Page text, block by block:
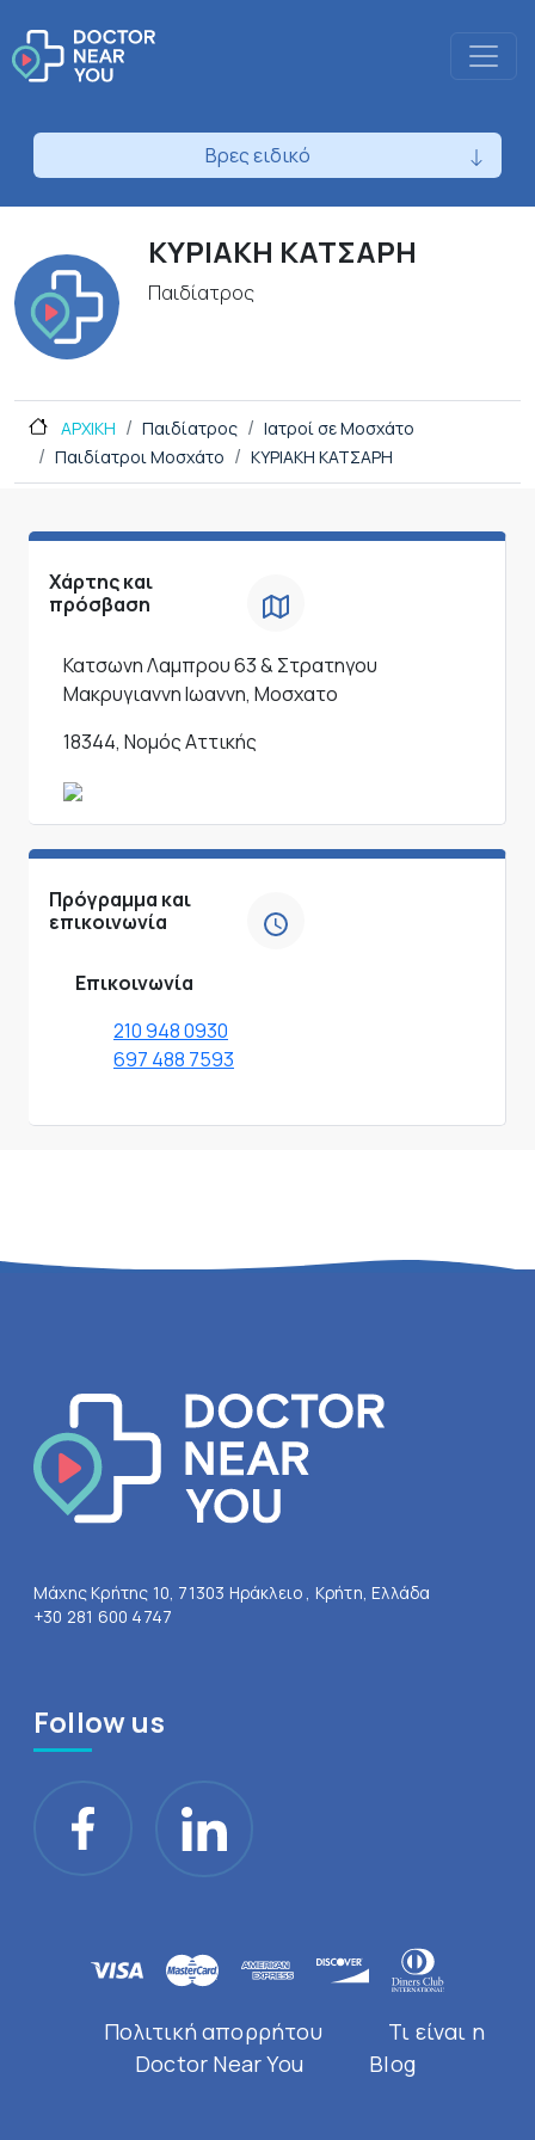
Βρες ειδικό
ΚΥΡΙΑΚΗ ΚΑΤΣΑΡΗ
Παιδίατρος
ΑΡΧΙΚΗ Παιδίατρος
Ιατροί σε Μοσχάτο
Παιδίατροι Μοσχάτο
ΚΥΡΙΑΚΗ ΚΑΤΣΑΡΗ
Χάρτης και
πρόσβαση
Κατσωνη Λαμπρου 63 & Στρατηγου
Μακρυγιαννη Ιωαννη, Μοσχατο
18344, Νομός Αττικής
Πρόγραμμα και
επικοινωνία
Επικοινωνία
210 948 0930
697 488 7593
Μάχης Κρήτης 10, 71303 Ηράκλειο , Κρήτη, Ελλάδα
+30 281 600 4747
Follow us
Πολιτική απορρήτου
Τι είναι η
Doctor Near You
Blog